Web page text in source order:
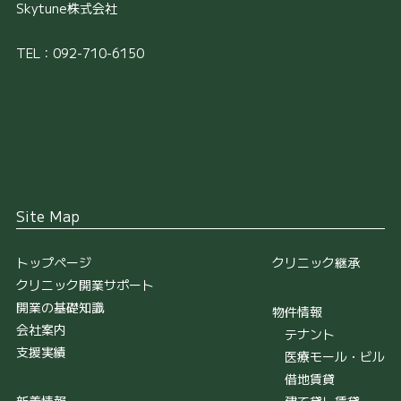
Skytune株式会社
TEL：092-710-6150
Site Map
トップページ
クリニック開業サポート
開業の基礎知識
会社案内
支援実績
クリニック継承
物件情報
テナント
医療モール・ビル
借地賃貸